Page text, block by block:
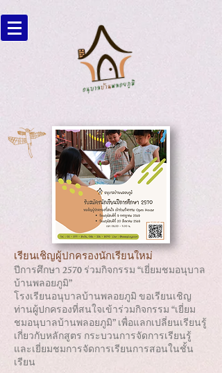
เรียนเชิญผู้ปกครองนักเรียนใหม่
ปีการศึกษา 2570 ร่วมกิจกรรม “เยี่ยมชมอนุบาล
บ้านพลอยภูมิ”
โรงเรียนอนุบาลบ้านพลอยภูมิ ขอเรียนเชิญ
ท่านผู้ปกครองที่สนใจเข้าร่วมกิจกรรม “เยี่ยม
ชมอนุบาลบ้านพลอยภูมิ” เพื่อแลกเปลี่ยนเรียนรู้
เกี่ยวกับหลักสูตร กระบวนการจัดการเรียนรู้
และเยี่ยมชมการจัดการเรียนการสอนในชั้น
เรียน